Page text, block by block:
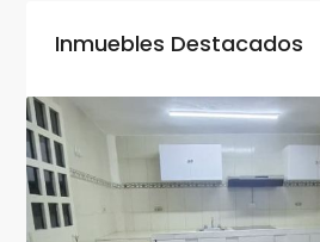
Inmuebles Destacados